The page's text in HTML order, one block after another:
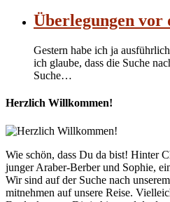
Überlegungen vor
Gestern habe ich ja
ich glaube, dass die Suche
Suche…
Herzlich Willkommen!
Wie schön, dass Du da bist! Hinter
junger Araber-Berber und Sophie,
Wir sind auf der Suche nach
mitnehmen auf unsere Reise.